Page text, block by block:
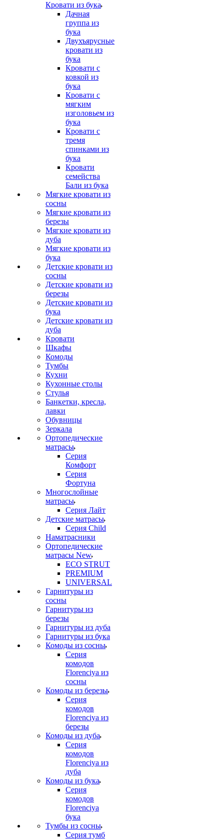
Кровати из бука
Дачная
группа из
бука
Двухъярусные
кровати из
бука
Кровати с
ковкой из
бука
Кровати с
мягким
изголовьем из
бука
Кровати с
тремя
спинками из
бука
Кровати
семейства
Бали из бука
Мягкие кровати из
сосны
Мягкие кровати из
березы
Мягкие кровати из
дуба
Мягкие кровати из
бука
Детские кровати из
сосны
Детские кровати из
березы
Детские кровати из
бука
Детские кровати из
дуба
Кровати
Шкафы
Комоды
Тумбы
Кухни
Кухонные столы
Стулья
Банкетки, кресла,
лавки
Обувницы
Зеркала
Ортопедические
матрасы
Серия
Комфорт
Серия
Фортуна
Многослойные
матрасы
Серия Лайт
Детские матрасы
Серия Child
Наматрасники
Ортопедические
матрасы New
ECO STRUT
PREMIUM
UNIVERSAL
Гарнитуры из
сосны
Гарнитуры из
березы
Гарнитуры из дуба
Гарнитуры из бука
Комоды из сосны
Серия
комодов
Florenciya из
сосны
Комоды из березы
Серия
комодов
Florenciya из
березы
Комоды из дуба
Серия
комодов
Florenciya из
дуба
Комоды из бука
Серия
комодов
Florenciya
бука
Тумбы из сосны
Серия тумб